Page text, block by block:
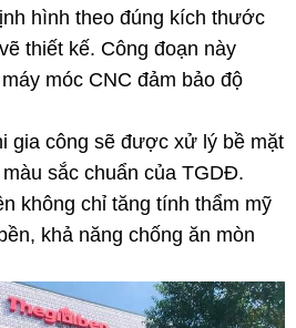
hình theo đúng kích thước
thiết kế. Công đoạn này
móc CNC đảm bảo độ
gia công sẽ được xử lý bề mặt
sắc chuẩn của TGDĐ.
không chỉ tăng tính thẩm mỹ
khả năng chống ăn mòn